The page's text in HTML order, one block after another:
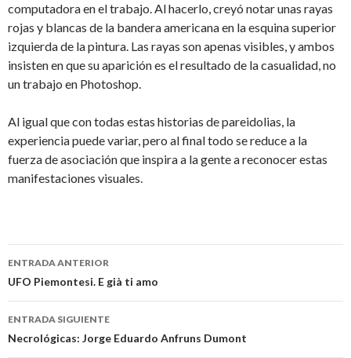
computadora en el trabajo. Al hacerlo, creyó notar unas rayas
rojas y blancas de la bandera americana en la esquina superior
izquierda de la pintura. Las rayas son apenas visibles, y ambos
insisten en que su aparición es el resultado de la casualidad, no
un trabajo en Photoshop.
Al igual que con todas estas historias de pareidolias, la
experiencia puede variar, pero al final todo se reduce a la
fuerza de asociación que inspira a la gente a reconocer estas
manifestaciones visuales.
Navegación
de
entradas
ENTRADA ANTERIOR
UFO Piemontesi. E già ti amo
ENTRADA SIGUIENTE
Necrológicas: Jorge Eduardo Anfruns Dumont